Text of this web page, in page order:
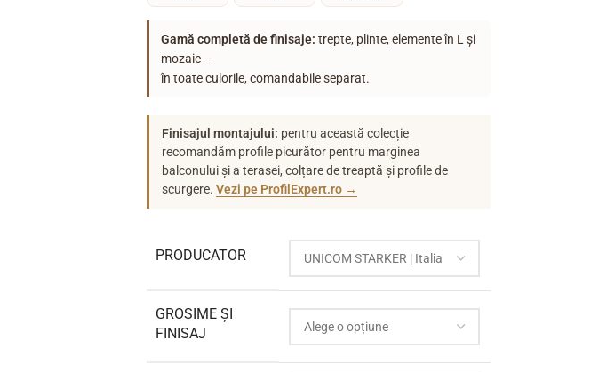
Gamă completă de finisaje: trepte, plinte, elemente în L și
mozaic —
în toate culorile, comandabile separat.
Finisajul montajului: pentru această colecție
recomandăm profile picurător pentru marginea
balconului și a terasei, colțare de treaptă și profile de
scurgere. Vezi pe ProfilExpert.ro →
PRODUCATOR
GROSIME ȘI
FINISAJ